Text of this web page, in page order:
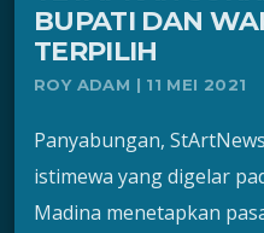
BUPATI DAN
TERPILIH
ROY ADAM | 11 MEI 2021
Panyabungan,
istimewa yang digelar
Madina menetapkan